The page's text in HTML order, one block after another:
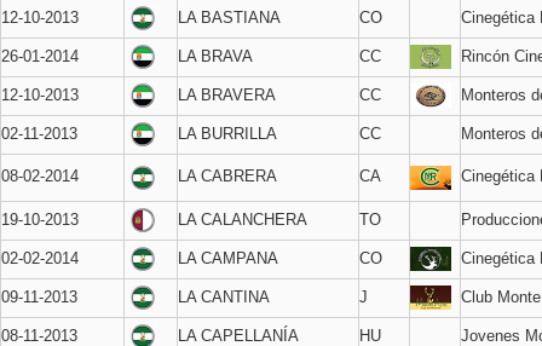
12-10-2013 LA BASTIANA CO Cinegética
26-01-2014 LA BRAVA CC Rincón
12-10-2013 LA BRAVERA CC Monteros
02-11-2013 LA BURRILLA CC Monteros
08-02-2014 LA CABRERA CA Cinegética
19-10-2013 LA CALANCHERA TO
02-02-2014 LA CAMPANA CO Cinegética
09-11-2013 LA CANTINA J Club
08-11-2013 LA CAPELLANÍA HU Jovenes